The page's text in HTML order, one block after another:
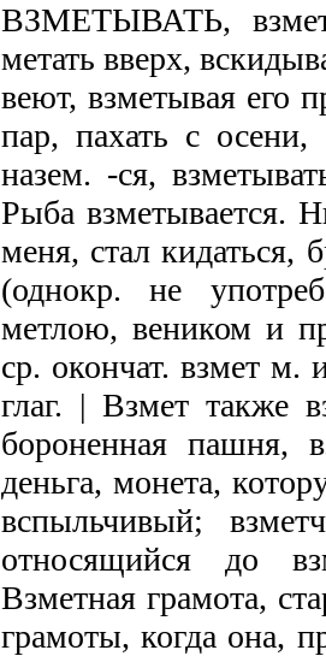
ВЗМЕТЫВАТЬ,
метать вверх,
веют, взметывая его
пар, пахать с осени,
назем. -ся,
Рыба взметывается.
меня, стал кидаться,
(однокр. не
метлою, веником и
ср. окончат. взмет м.
глаг. | Взмет также
бороненная пашня,
деньга, монета,
вспыльчивый;
относящийся до
Взметная грамота,
грамоты, когда она,